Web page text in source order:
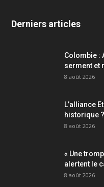
Derniers articles
Colombie :
serment et
8 août 2026
L’alliance
historique ?
8 août 2026
« Une
alertent le
8 août 2026